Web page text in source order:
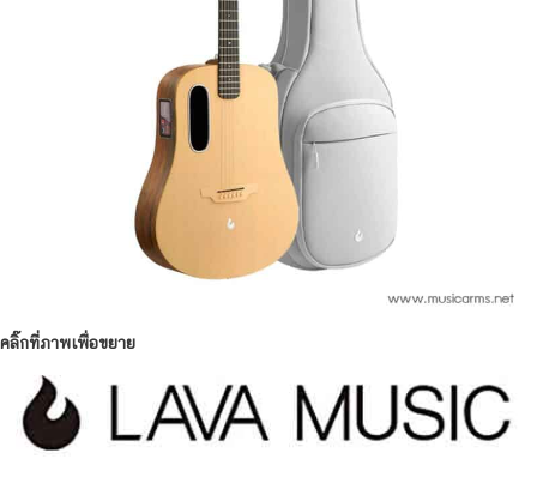
คลิ๊กที่ภาพเพื่อขยาย